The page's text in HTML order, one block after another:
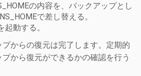
の内容を、バックアップとし
で差し替える。
動する。
プからの復元は完了します。定期的
から復元ができるかの確認を行う